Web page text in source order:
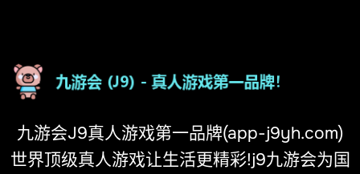
九游会J9真人游戏第一品牌(app-j9yh.com)
世界顶级真人游戏让生活更精彩!j9九游会为国